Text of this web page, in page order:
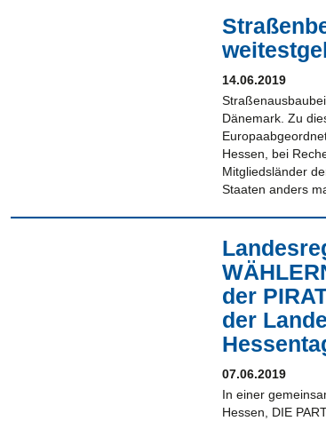
14.06.2019
Dänemark. Zu
Hessen, bei
Mitgliedsländer
Staaten anders
der
der
07.06.2019
In einer
Hessen, DIE